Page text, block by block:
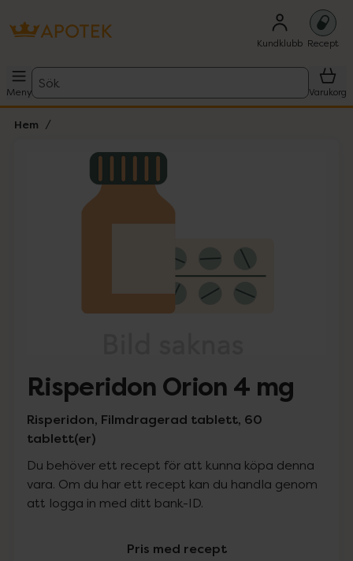
Kundklubb Recept
Meny
Sök
Varukorg
Hem
Lista: . Innehåller 1 objekt.
Risperidon Orion 4 mg
Risperidon, Filmdragerad tablett, 60
tablett(er)
Du behöver ett recept för att kunna köpa denna
vara. Om du har ett recept kan du handla genom
att logga in med ditt bank-ID.
Pris med recept